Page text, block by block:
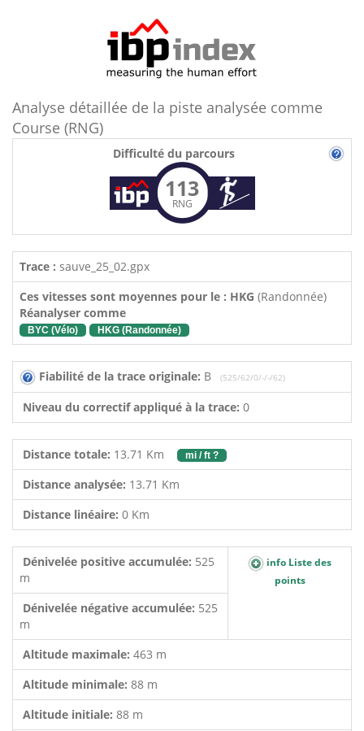
Analyse détaillée de la piste analysée comme
Course (RNG)
Difficulté du parcours
113
RNG
Trace : sauve_25_02.gpx
Ces vitesses sont moyennes pour le : HKG (Randonnée)
Réanalyser comme
BYC (Vélo) HKG (Randonnée)
Fiabilité de la trace originale: B (525/62/0/-/-/62)
Niveau du correctif appliqué à la trace: 0
Distance totale: 13.71 Km mi / ft ?
Distance analysée: 13.71 Km
Distance linéaire: 0 Km
Dénivelée positive accumulée: 525
m
info Liste des
points
Dénivelée négative accumulée: 525
m
Altitude maximale: 463 m
Altitude minimale: 88 m
Altitude initiale: 88 m